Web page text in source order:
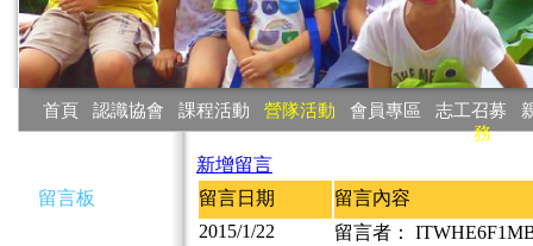
首頁 認識協會 課程活動 營隊活動 會員專區 志工召募
務
留言板
新增留言
留言日期
留言內容
2015/1/22
留言者：